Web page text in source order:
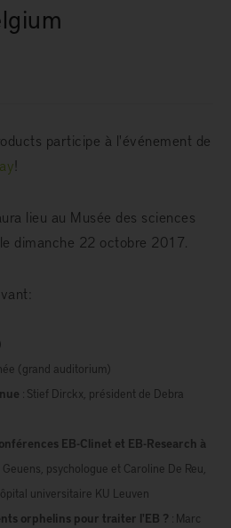
participe à l'événement de
lieu au Musée des sciences
dimanche 22 octobre 2017.
(grand auditorium)
: Stief Dirckx, président de Debra
EB-Clinet et EB-Research à
Geuens, psychologue et Caroline De Reu,
universitaire KU Leuven
orphelins pour traiter l'EB ? : Marc